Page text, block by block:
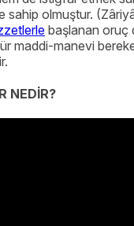
sahip olmuştur.
başlanan oruç
maddi-manevi
NEDİR?